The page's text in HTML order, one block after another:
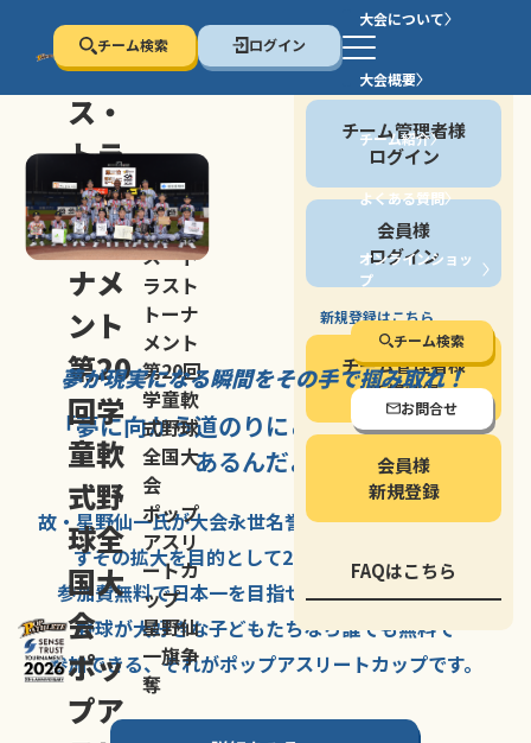
チーム検索 ログイン
大会について
大会概要
チーム紹介
よくある質問
オンラインショッ
プ
チーム検索
お問合せ
停止する
セン
ス・
トラ
スト
トー
ナメ
ント
第20
回学
童軟
式野
球全
国大
会
ポッ
プア
セン
ス・ト
ラスト
トーナ
メント
第20回
学童軟
式野球
全国大
会
ポップ
アスリ
ートカ
ップ
星野仙
一旗争
奪
会員の方
チーム管理者様
ログイン
会員様
ログイン
新規登録はこちら
チーム管理者様
新規登録
会員様
新規登録
FAQはこちら
夢が現実になる瞬間をその手で掴み取れ！
「夢に向かう道のりにこそ大きな意味が
あるんだよ」
故・星野仙一氏が大会永世名誉会長を務める、野球の
すその拡大を目的として2007年に
参加費無料で日本一を目指せる唯一の野球大会。
野球が大好きな子どもたちなら誰でも無料で
参加できる、それがポップアスリートカップです。